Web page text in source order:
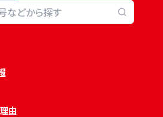
由